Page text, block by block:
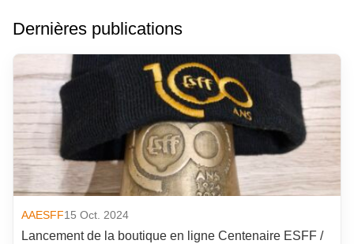
Dernières publications
AAESFF15 Oct. 2024
Lancement de la boutique en ligne Centenaire ESFF /